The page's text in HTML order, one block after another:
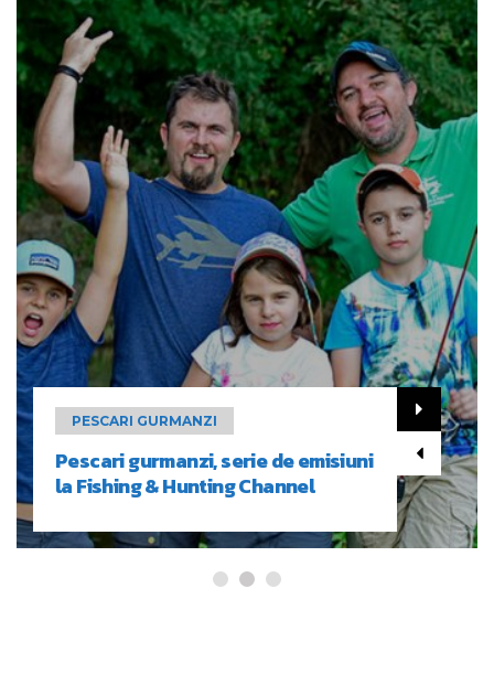
PESCARI GURMANZI
Salau a la carte si Doi pescari
gurmanzi in Delta Dunarii